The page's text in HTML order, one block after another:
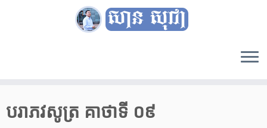
content
បរាភវសូត្រ គាថាទី​ ០៩